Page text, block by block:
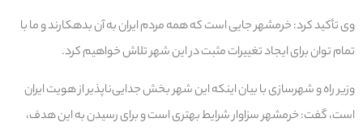
وی تأکید کرد: خرمشهر جایی است که همه مردم ایران به آن بدهکارند و ما با
تمام توان برای ایجاد تغییرات مثبت در این شهر تلاش خواهیم کرد.
وزیر راه و شهرسازی با بیان اینکه این شهر بخش جدایی‌ناپذیر از هویت ایران
است، گفت: خرمشهر سزاوار شرایط بهتری است و برای رسیدن به این هدف،